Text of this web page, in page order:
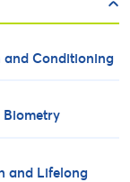
and Conditioning
and Lifelong